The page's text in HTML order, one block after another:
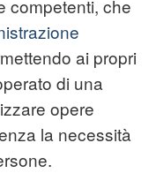
competenti, che
ai propri
di una
opere
la necessità